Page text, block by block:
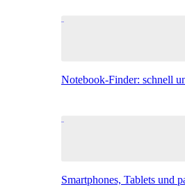
Notebook-Finder: schnell
Smartphones, Tablets und